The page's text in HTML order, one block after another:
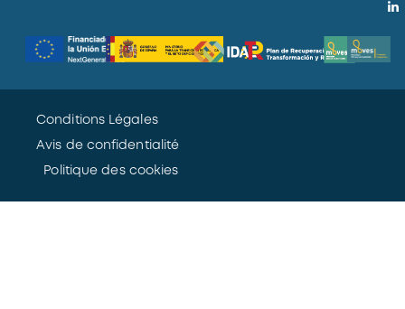
Conditions Légales
Avis de confidentialité
Politique des cookies